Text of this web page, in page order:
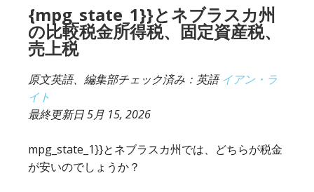
{mpg_state_1}}とネブラスカ州
の比較税金所得税、固定資産税、
売上税
原文英語、編集部チェック済み：英語イアン・ラ
イト
最終更新日5月 15, 2026
mpg_state_1}}とネブラスカ州では、どちらが税金
が安いのでしょうか？